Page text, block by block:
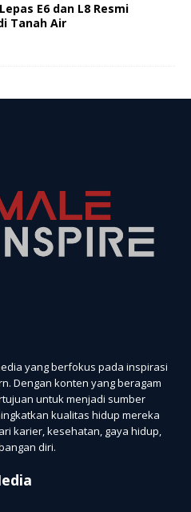
E6 dan L8 Resmi
Tanah Air
yang berfokus pada inspirasi
Dengan konten yang beragam
untuk menjadi sumber
kualitas hidup mereka
karier, kesehatan, gaya hidup,
diri.